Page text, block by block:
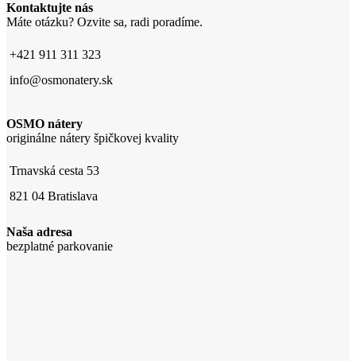
Kontaktujte nás
Máte otázku? Ozvite sa, radi poradíme.
+421 911 311 323
info@osmonatery.sk
OSMO nátery
originálne nátery špičkovej kvality
Trnavská cesta 53
821 04 Bratislava
Naša adresa
bezplatné parkovanie